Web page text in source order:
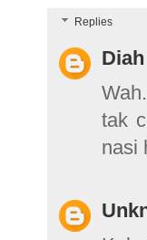
Replies
tak
nasi